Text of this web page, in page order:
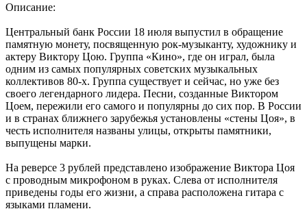
Описание:
Центральный банк России 18 июля выпустил в обращение
памятную монету, посвященную рок-музыканту, художнику и
актеру Виктору Цою. Группа «Кино», где он играл, была
одним из самых популярных советских музыкальных
коллективов 80-х. Группа существует и сейчас, но уже без
своего легендарного лидера. Песни, созданные Виктором
Цоем, пережили его самого и популярны до сих пор. В России
и в странах ближнего зарубежья установлены «стены Цоя», в
честь исполнителя названы улицы, открыты памятники,
выпущены марки.
На реверсе 3 рублей представлено изображение Виктора Цоя
с проводным микрофоном в руках. Слева от исполнителя
приведены годы его жизни, а справа расположена гитара с
языками пламени.